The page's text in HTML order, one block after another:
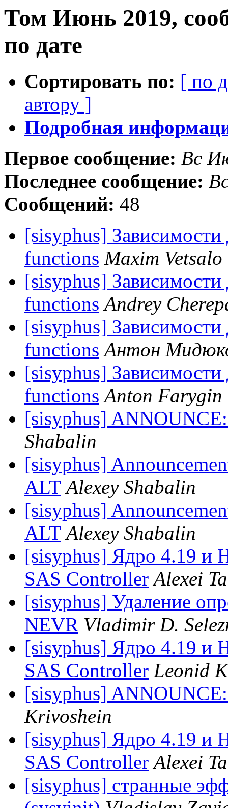
Том Июнь 2019,
по дате
Сортировать по: [ по
автору ]
Подробная
Первое сообщение: Вс
Последнее сообщение:
Сообщений: 48
[sisyphus]
functions Maxim Vetsalo
[sisyphus]
functions Andrey
[sisyphus]
functions Антон
[sisyphus]
functions Anton Farygin
[sisyphus]
Shabalin
[sisyphus]
ALT Alexey Shabalin
[sisyphus]
ALT Alexey Shabalin
[sisyphus] Ядро 4.19 и
SAS Controller Alexei
[sisyphus] Удаление
NEVR Vladimir D.
[sisyphus] Ядро 4.19 и
SAS Controller Leonid
[sisyphus]
Krivoshein
[sisyphus] Ядро 4.19 и
SAS Controller Alexei
[sisyphus] странные